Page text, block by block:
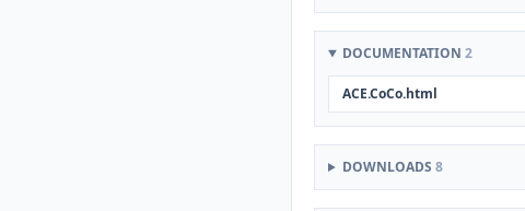
DOCUMENTATION 2
ACE.CoCo.html
DOWNLOADS 8